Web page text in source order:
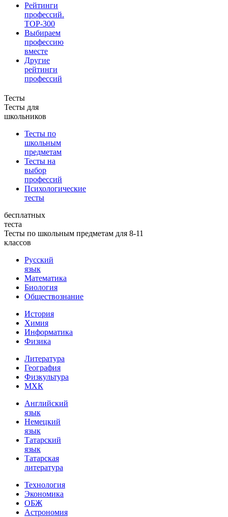
Рейтинги
профессий.
TOP-300
Выбираем
профессию
вместе
Другие
рейтинги
профессий
Тесты
Тесты для
школьников
Тесты по
школьным
предметам
Тесты на
выбор
профессий
Психологические
тесты
бесплатных
теста
Тесты по школьным предметам для 8-11
классов
Русский
язык
Математика
Биология
Обществознание
История
Химия
Информатика
Физика
Литература
География
Физкультура
МХК
Английский
язык
Немецкий
язык
Татарский
язык
Татарская
литература
Технология
Экономика
ОБЖ
Астрономия